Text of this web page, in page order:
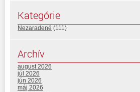
Kategórie
Nezaradené (111)
Archív
august 2026
júl 2026
jún 2026
máj 2026